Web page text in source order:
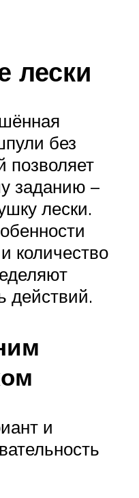
лески
без
позволяет
заданию –
лески.
количество
действий.
и